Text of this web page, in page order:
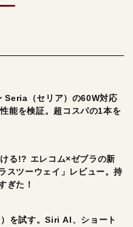
Seria（セリア）の60W対応
能を検証。超コスパの1本を
る!? エレコム×ゼブラの新
スツーウェイ」レビュー。持
ぎた！
を試す。Siri AI、ショート